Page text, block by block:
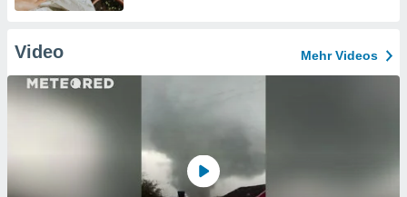
Video Mehr Videos